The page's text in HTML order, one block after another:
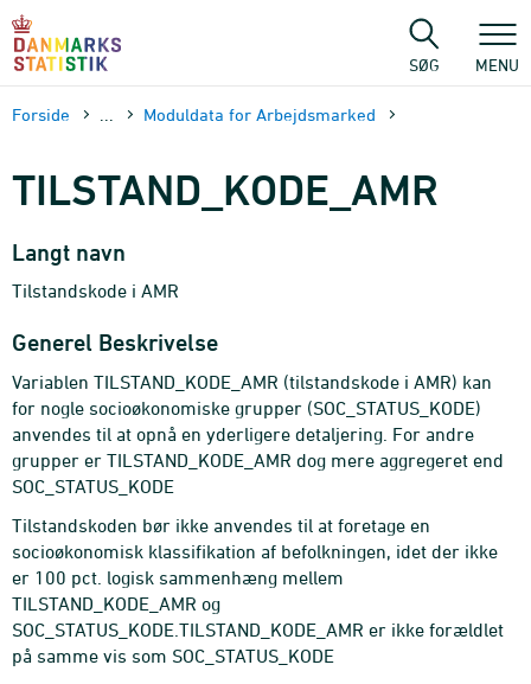
sidens
SØG MENU
Forside Moduldata for Arbejdsmarked
TILSTAND_KODE_AMR
Langt navn
Tilstandskode i AMR
Generel Beskrivelse
Variablen TILSTAND_KODE_AMR (tilstandskode i AMR) kan
for nogle socioøkonomiske grupper (SOC_STATUS_KODE)
anvendes til at opnå en yderligere detaljering. For andre
grupper er TILSTAND_KODE_AMR dog mere aggregeret end
SOC_STATUS_KODE
Tilstandskoden bør ikke anvendes til at foretage en
socioøkonomisk klassifikation af befolkningen, idet der ikke
er 100 pct. logisk sammenhæng mellem
TILSTAND_KODE_AMR og
SOC_STATUS_KODE.TILSTAND_KODE_AMR er ikke forældlet
på samme vis som SOC_STATUS_KODE